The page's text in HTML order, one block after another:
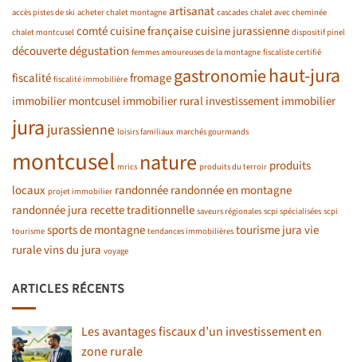
accès pistes de ski acheter chalet montagne artisanat cascades chalet avec cheminée
chalet montcusel comtécuisine françaisecuisine jurassienne dispositif pinel
découvertedégustation femmes amoureuses de la montagne fiscaliste certifié
fiscalité fiscalité immobilière fromagegastronomiehaut-jura
immobilier montcuselimmobilier ruralinvestissement immobilier
jura jurassienne loisirs familiaux marchés gourmands
montcusel mrics nature produits du terroir produits
locaux projet immobilier randonnéerandonnée en montagne
randonnée jura recette traditionnelle saveurs régionales scpi spécialisées scpi
tourisme sports de montagne tendances immobilières tourisme juravie
ruralevins du jura voyage
ARTICLES RÉCENTS
Les avantages fiscaux d’un investissement en
zone rurale